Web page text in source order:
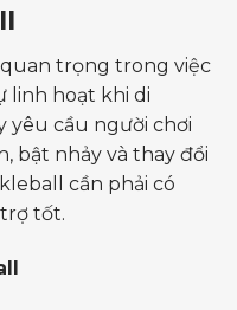
trọng trong việc
linh hoạt khi di
yêu cầu người chơi
bật nhảy và thay đổi
cần phải có
tốt.